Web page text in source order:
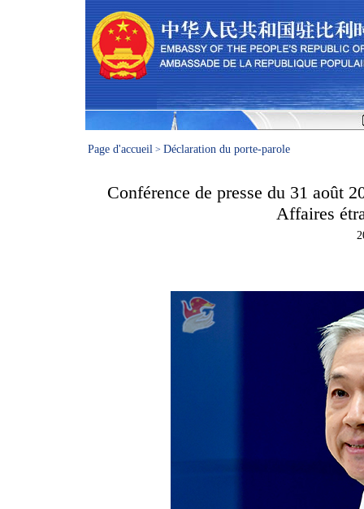
Page d'accueil > Déclaration du porte-parole
Conférence de presse du 31 août
Affaires